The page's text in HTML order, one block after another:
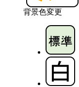
背景色変更